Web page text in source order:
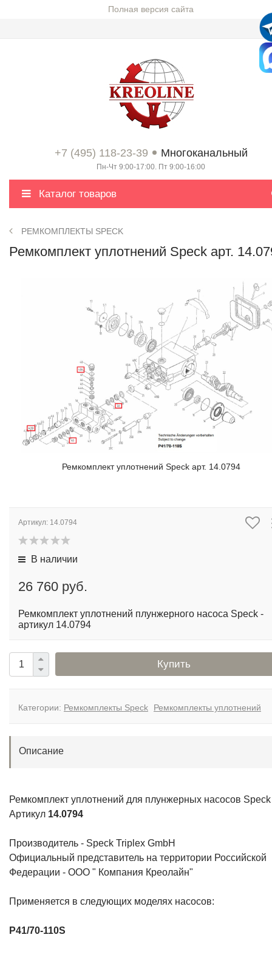
Полная версия сайта
+7 (495) 118-23-39 Многоканальный
Пн-Чт 9:00-17:00. Пт 9:00-16:00
Каталог товаров
РЕМКОМПЛЕКТЫ SPECK
Ремкомплект уплотнений Speck арт.
Ремкомплект уплотнений Speck арт. 14.0794
Артикул: 14.0794
В наличии
26 760 руб.
Ремкомплект уплотнений плунжерного насоса Speck -
артикул 14.0794
Купить
Категории: Ремкомплекты Speck Ремкомплекты уплотнений
Описание
Ремкомплект уплотнений для плунжерных насосов Speck
Артикул 14.0794
Производитель - Speck Triplex GmbH
Официальный представитель на территории Российской
Федерации - ООО " Компания Креолайн"
Применяется в следующих моделях насосов:
P41/70-110S